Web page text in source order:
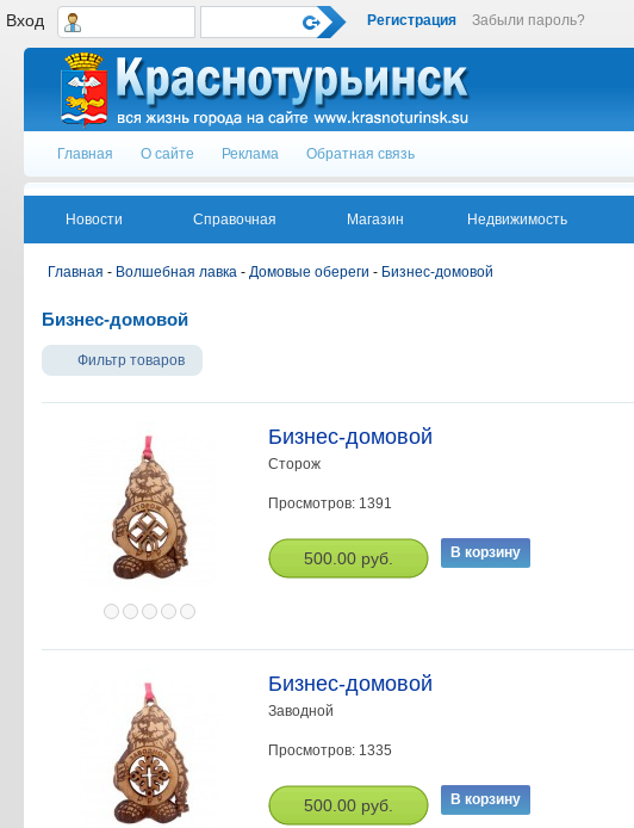
Вход Регистрация Забыли пароль?
Главная О сайте Реклама Обратная связь
Новости Справочная Магазин Недвижимость
Главная - Волшебная лавка - Домовые обереги - Бизнес-домовой
Бизнес-домовой
Фильтр товаров
Бизнес-домовой
Сторож
Просмотров: 1391
500.00 руб.
Бизнес-домовой
Заводной
Просмотров: 1335
500.00 руб.